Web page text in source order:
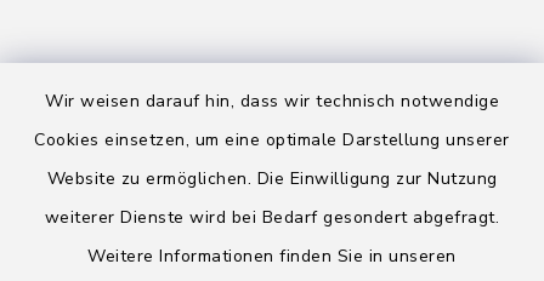
Wir weisen darauf hin, dass wir technisch notwendige
Cookies einsetzen, um eine optimale Darstellung unserer
Website zu ermöglichen. Die Einwilligung zur Nutzung
weiterer Dienste wird bei Bedarf gesondert abgefragt.
Weitere Informationen finden Sie in unseren
Barrierefreiheit